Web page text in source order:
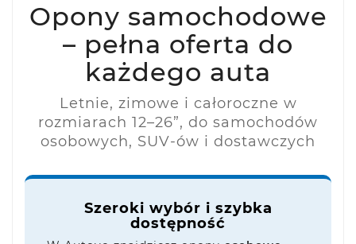
Opony samochodowe
– pełna oferta do
każdego auta
Letnie, zimowe i całoroczne w
rozmiarach 12–26”, do samochodów
osobowych, SUV-ów i dostawczych
Szeroki wybór i szybka
dostępność